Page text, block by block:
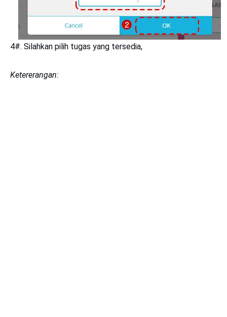
4#. Silahkan pilih tugas yang tersedia,
Ketererangan: